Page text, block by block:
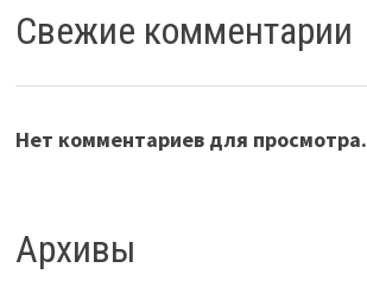
Свежие комментарии
Нет комментариев для просмотра.
Архивы